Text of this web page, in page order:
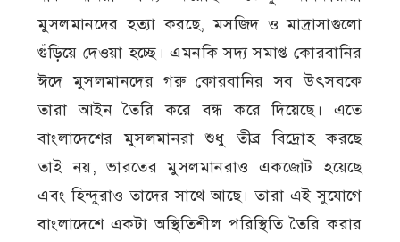
মুসলমানদের হত্যা করছে, মসজিদ ও মাদ্রাসাগুলো
গুঁড়িয়ে দেওয়া হচ্ছে। এমনকি সদ্য সমাপ্ত কোরবানির
ঈদে মুসলমানদের গরু কোরবানির সব উৎসবকে
তারা আইন তৈরি করে বন্ধ করে দিয়েছে। এতে
বাংলাদেশের মুসলমানরা শুধু তীব্র বিদ্রোহ করছে
তাই নয়, ভারতের মুসলমানরাও একজোট হয়েছে
এবং হিন্দুরাও তাদের সাথে আছে। তারা এই সুযোগে
বাংলাদেশে একটা অস্থিতিশীল পরিস্থিতি তৈরি করার